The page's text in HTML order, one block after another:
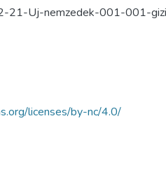
Uj-nemzedek-001-001-
licenses/by-nc/4.0/